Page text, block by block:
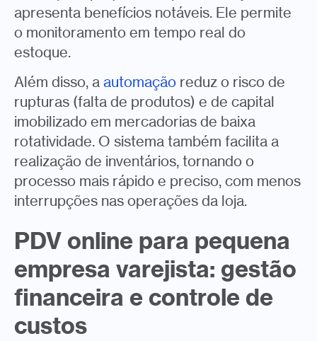
apresenta benefícios notáveis. Ele permite
o monitoramento em tempo real do
estoque.
Além disso, a automação reduz o risco de
rupturas (falta de produtos) e de capital
imobilizado em mercadorias de baixa
rotatividade. O sistema também facilita a
realização de inventários, tornando o
processo mais rápido e preciso, com menos
interrupções nas operações da loja.
PDV online para pequena
empresa varejista: gestão
financeira e controle de
custos